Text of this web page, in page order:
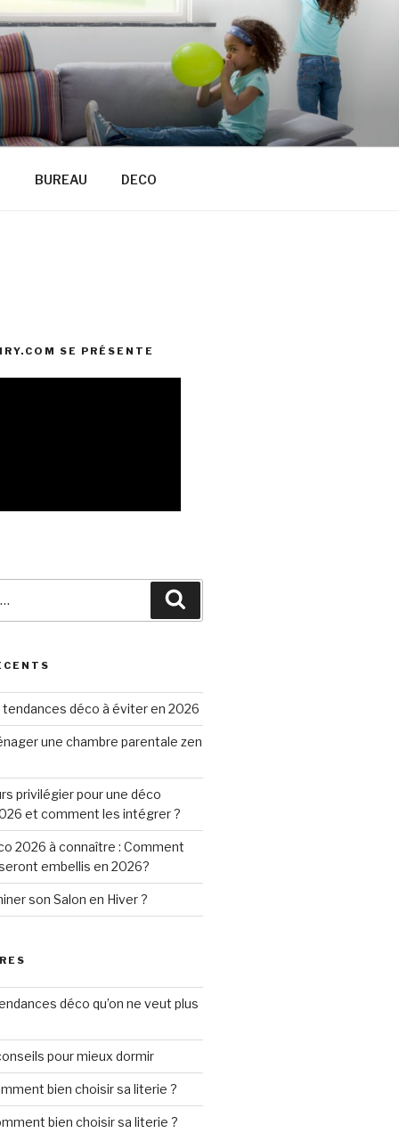
BUREAU DECO
SE PRÉSENTE
déco à éviter en 2026
une chambre parentale zen
privilégier pour une déco
et comment les intégrer ?
2026 à connaître : Comment
embellis en 2026?
son Salon en Hiver ?
déco qu’on ne veut plus
pour mieux dormir
bien choisir sa literie ?
bien choisir sa literie ?